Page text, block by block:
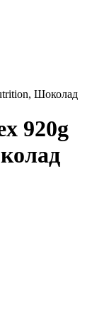
Шоколад
920g